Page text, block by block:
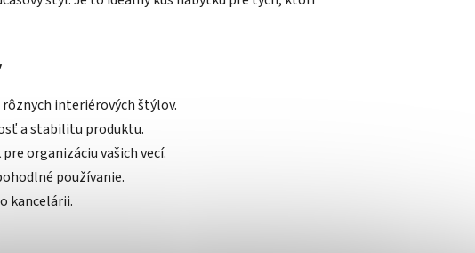
interiérových štýlov.
a stabilitu produktu.
organizáciu vašich vecí.
používanie.
kancelárii.